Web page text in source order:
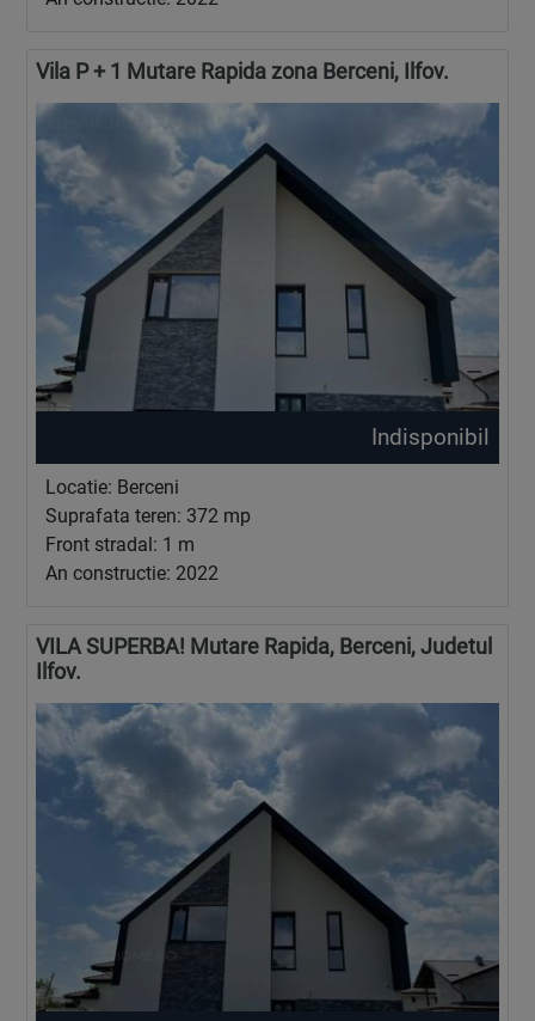
Vila P + 1 Mutare Rapida zona Berceni, Ilfov.
Indisponibil
Locatie: Berceni
Suprafata teren: 372 mp
Front stradal: 1 m
An constructie: 2022
VILA SUPERBA! Mutare Rapida, Berceni, Judetul
Ilfov.